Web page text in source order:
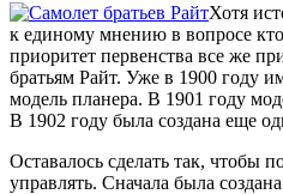
Хотя
к единому мнению в вопросе
приоритет первенства все же
братьям Райт. Уже в 1900 году
модель планера. В 1901 году
В 1902 году была создана еще
Оставалось сделать так, чтобы
управлять. Сначала была